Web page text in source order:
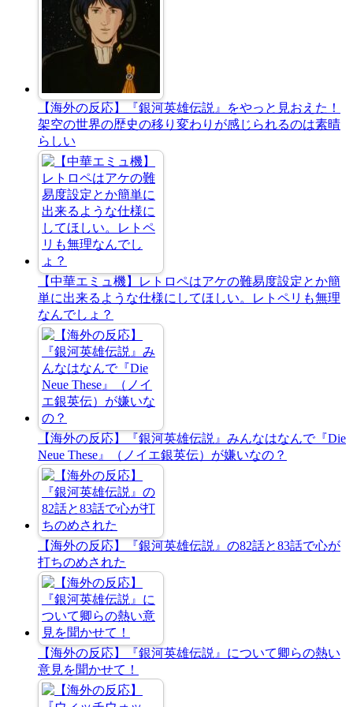
【海外の反応】『銀河英雄伝説』をやっと見おえた！
架空の世界の歴史の移り変わりが感じられるのは素晴
らしい
【中華エミュ機】レトロペはアケの難易度設定とか簡
単に出来るような仕様にしてほしい。レトペリも無理
なんでしょ？
【海外の反応】『銀河英雄伝説』みんなはなんで『Die
Neue These』（ノイエ銀英伝）が嫌いなの？
【海外の反応】『銀河英雄伝説』の82話と83話で心が
打ちのめされた
【海外の反応】『銀河英雄伝説』について卿らの熱い
意見を聞かせて！